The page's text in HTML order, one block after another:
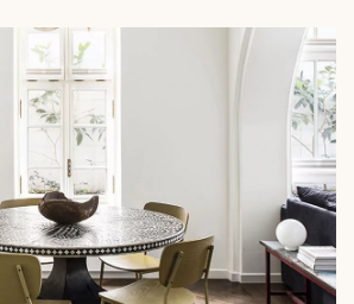
un rendez-vous personnalisé